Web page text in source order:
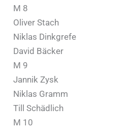
M 8
Oliver Stach
Niklas Dinkgrefe
David Bäcker
M 9
Jannik Zysk
Niklas Gramm
Till Schädlich
M 10